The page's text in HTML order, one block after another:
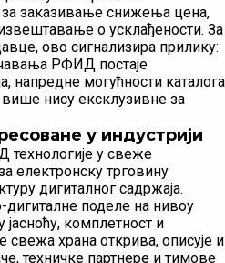
за заказивање снижења цена,
о усклађености. За
ово сигнализира прилику:
РФИД постаје
напредне могућности каталога
више нису ексклузивне за
у индустрији
у свеже
електронску трговину
дигиталног садржаја.
поделе на нивоу
комплетност и
свежа храна открива, описује и
техничке партнере и тимове